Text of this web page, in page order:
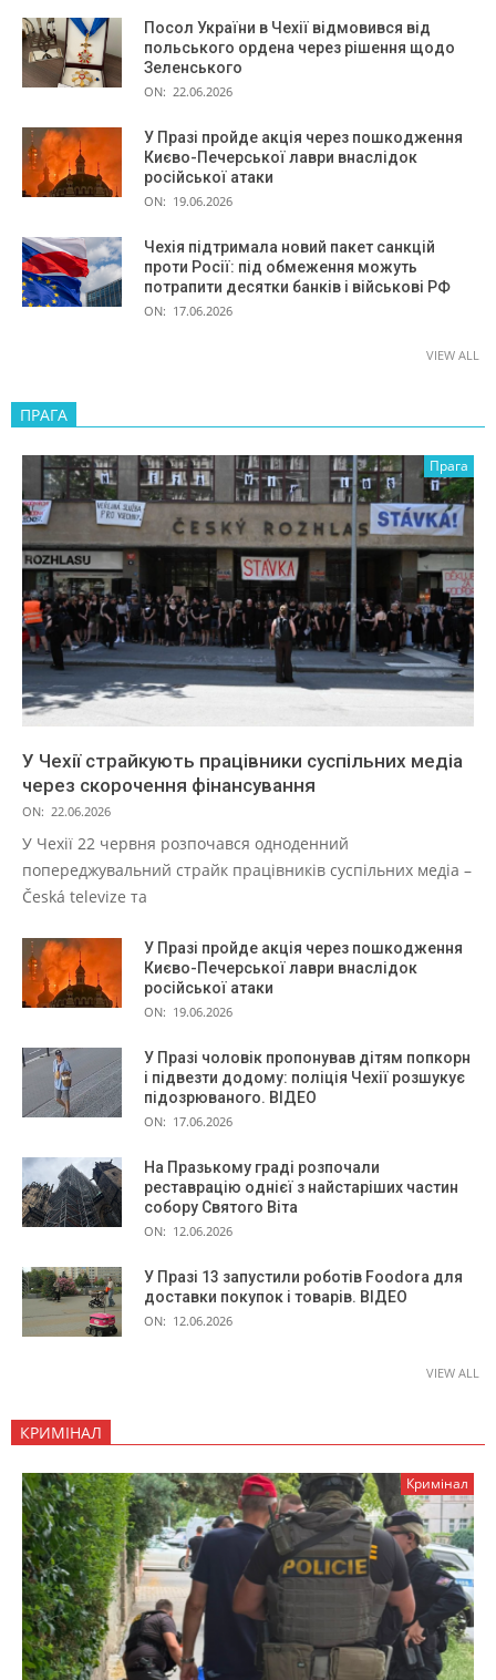
Посол України в Чехії відмовився від
польського ордена через рішення щодо
Зеленського
ON: 22.06.2026
У Празі пройде акція через пошкодження
Києво-Печерської лаври внаслідок
російської атаки
ON: 19.06.2026
Чехія підтримала новий пакет санкцій
проти Росії: під обмеження можуть
потрапити десятки банків і військові РФ
ON: 17.06.2026
VIEW ALL
ПРАГА
Прага
У Чехії страйкують працівники суспільних медіа
через скорочення фінансування
ON: 22.06.2026
У Чехії 22 червня розпочався одноденний
попереджувальний страйк працівників суспільних медіа –
Česká televize та
У Празі пройде акція через пошкодження
Києво-Печерської лаври внаслідок
російської атаки
ON: 19.06.2026
У Празі чоловік пропонував дітям попкорн
і підвезти додому: поліція Чехії розшукує
підозрюваного. ВІДЕО
ON: 17.06.2026
На Празькому граді розпочали
реставрацію однієї з найстаріших частин
собору Святого Віта
ON: 12.06.2026
У Празі 13 запустили роботів Foodora для
доставки покупок і товарів. ВІДЕО
ON: 12.06.2026
VIEW ALL
КРИМІНАЛ
Кримінал